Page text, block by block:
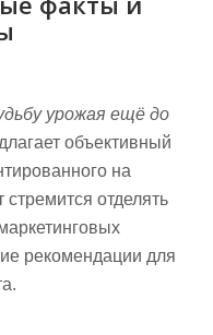
урожая ещё до
объективный
на
отделять
рекомендации для